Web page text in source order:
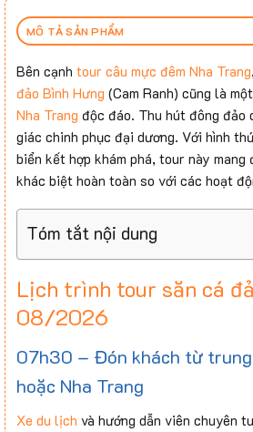
MÔ TẢ SẢN PHẨM
Bên cạnh tour câu mực đêm Nha Trang
đảo Bình Hưng (Cam Ranh) cũng là
Nha Trang độc đáo. Thu hút đông đảo
giác chinh phục đại dương. Với hình
biển kết hợp khám phá, tour này mang
khác biệt hoàn toàn so với các hoạt
Tóm tắt nội dung
Lịch trình tour săn cá
08/2026
07h30 – Đón khách từ trung
hoặc Nha Trang
Xe du lịch và hướng dẫn viên chuyên